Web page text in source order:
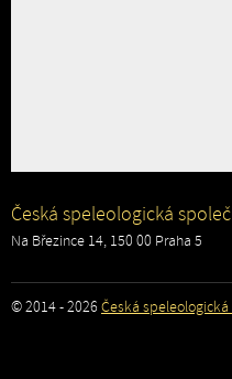
Česká speleologická
Na Březince 14, 150 00 Praha 5
© 2014 - 2026 Česká